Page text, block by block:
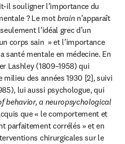
il souligner l’importance du
? Le mot brain n’apparaît
l’idéal grec d’un
corps sain  » et l’importance
santé mentale en médecine. En
Lashley (1809–1958) qui
des années 1930 [2], suivi
lui aussi psychologue, qui
behavior, a neuropsychological
que « le comportement et
parfaitement corrélés » et en
chirurgicales sur le